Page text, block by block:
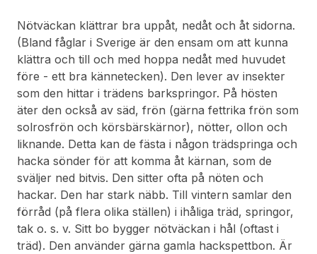
Nötväckan klättrar bra uppåt, nedåt och åt sidorna.
(Bland fåglar i Sverige är den ensam om att kunna
klättra och till och med hoppa nedåt med huvudet
före - ett bra kännetecken). Den lever av insekter
som den hittar i trädens barkspringor. På hösten
äter den också av säd, frön (gärna fettrika frön som
solrosfrön och körsbärskärnor), nötter, ollon och
liknande. Detta kan de fästa i någon trädspringa och
hacka sönder för att komma åt kärnan, som de
sväljer ned bitvis. Den sitter ofta på nöten och
hackar. Den har stark näbb. Till vintern samlar den
förråd (på flera olika ställen) i ihåliga träd, springor,
tak o. s. v. Sitt bo bygger nötväckan i hål (oftast i
träd). Den använder gärna gamla hackspettbon. Är